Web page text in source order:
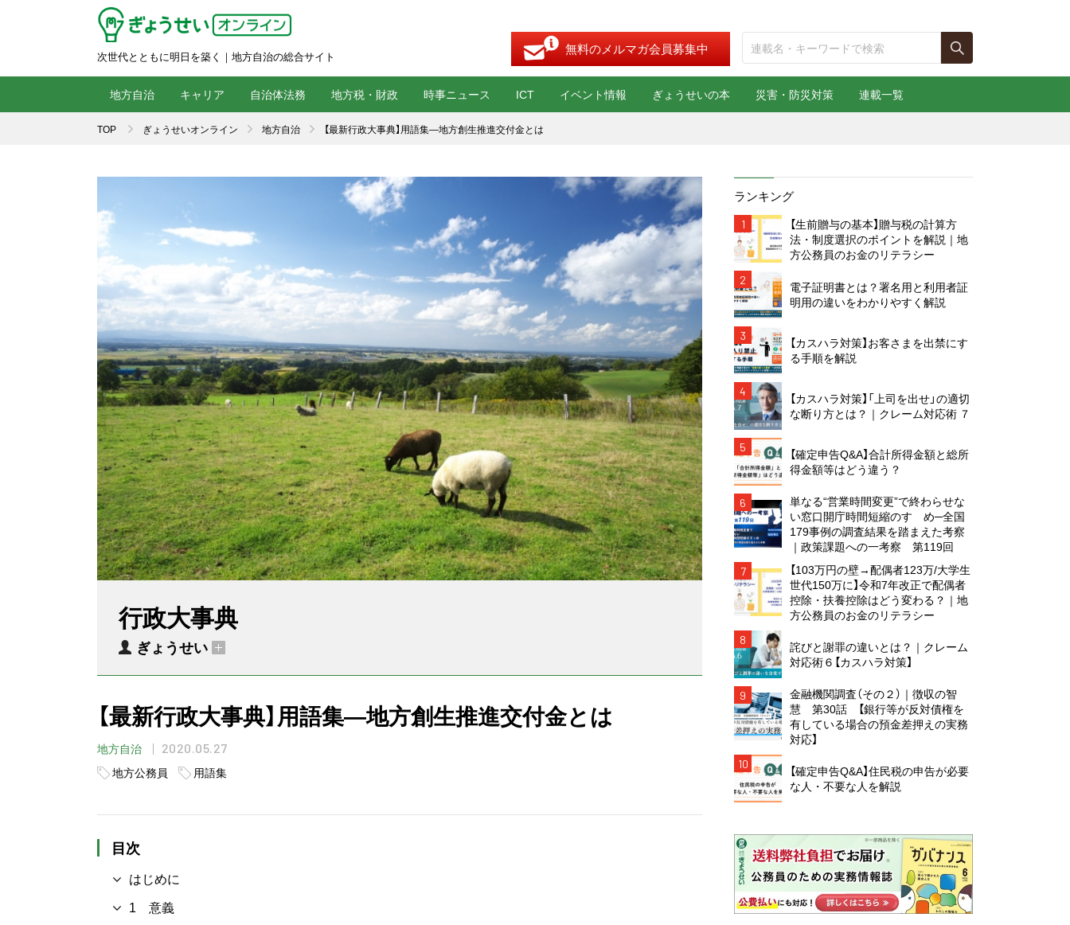
次世代とともに明日を築く｜地方自治の総合サイト 無料のメルマガ会員募集中
地方自治 キャリア 自治体法務 地方税・財政 時事ニュース ICT イベント情報 ぎょうせいの本 災害・防災対策 連載一覧
TOP ぎょうせいオンライン 地方自治 【最新行政大事典】用語集―地方創生推進交付金とは
行政大事典
ぎょうせい
【最新行政大事典】用語集―地方創生推進交付金とは
地方自治 2020.05.27
地方公務員 用語集
目次
はじめに
1 意義
ランキング
1
【生前贈与の基本】贈与税の計算方
法・制度選択のポイントを解説｜地
方公務員のお金のリテラシー
2
電子証明書とは？署名用と利用者証
明用の違いをわかりやすく解説
3
【カスハラ対策】お客さまを出禁にす
る手順を解説
4
【カスハラ対策】「上司を出せ」の適切
な断り方とは？｜クレーム対応術 ７
5
【確定申告Q&A】合計所得金額と総所
得金額等はどう違う？
6
単なる“営業時間変更”で終わらせな
い窓口開庁時間短縮のすゝめ─全国
179事例の調査結果を踏まえた考察
｜政策課題への一考察 第119回
7
【103万円の壁→配偶者123万/大学生
世代150万に】令和7年改正で配偶者
控除・扶養控除はどう変わる？｜地
方公務員のお金のリテラシー
8
詫びと謝罪の違いとは？｜クレーム
対応術６【カスハラ対策】
9
金融機関調査（その２）｜徴収の智
慧 第30話 【銀行等が反対債権を
有している場合の預金差押えの実務
対応】
10
【確定申告Q&A】住民税の申告が必要
な人・不要な人を解説